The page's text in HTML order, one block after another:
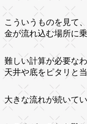
こういうものを見て、
金が流れ込む場所に乗
難しい計算が必要な
天井や底をピタリと
大きな流れが続いて